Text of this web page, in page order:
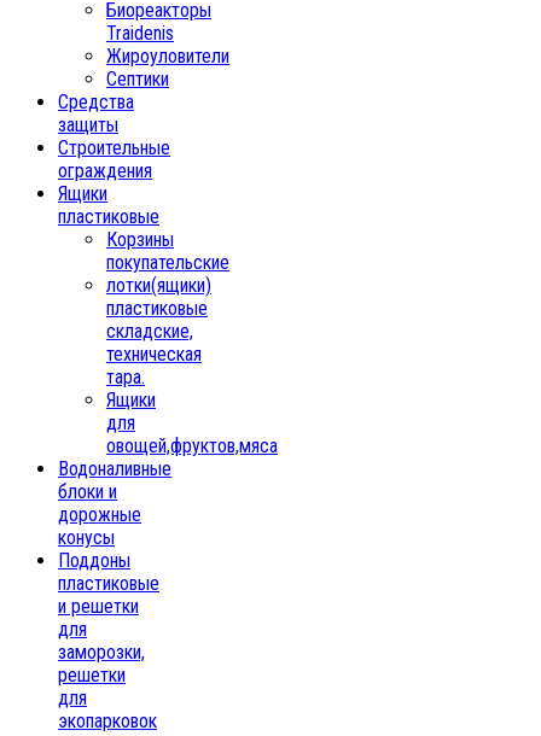
Биореакторы
Traidenis
Жироуловители
Септики
Средства
защиты
Строительные
ограждения
Ящики
пластиковые
Корзины
покупательские
лотки(ящики)
пластиковые
складские,
техническая
тара.
Ящики
для
овощей,фруктов,мяса
Водоналивные
блоки и
дорожные
конусы
Поддоны
пластиковые
и решетки
для
заморозки,
решетки
для
экопарковок